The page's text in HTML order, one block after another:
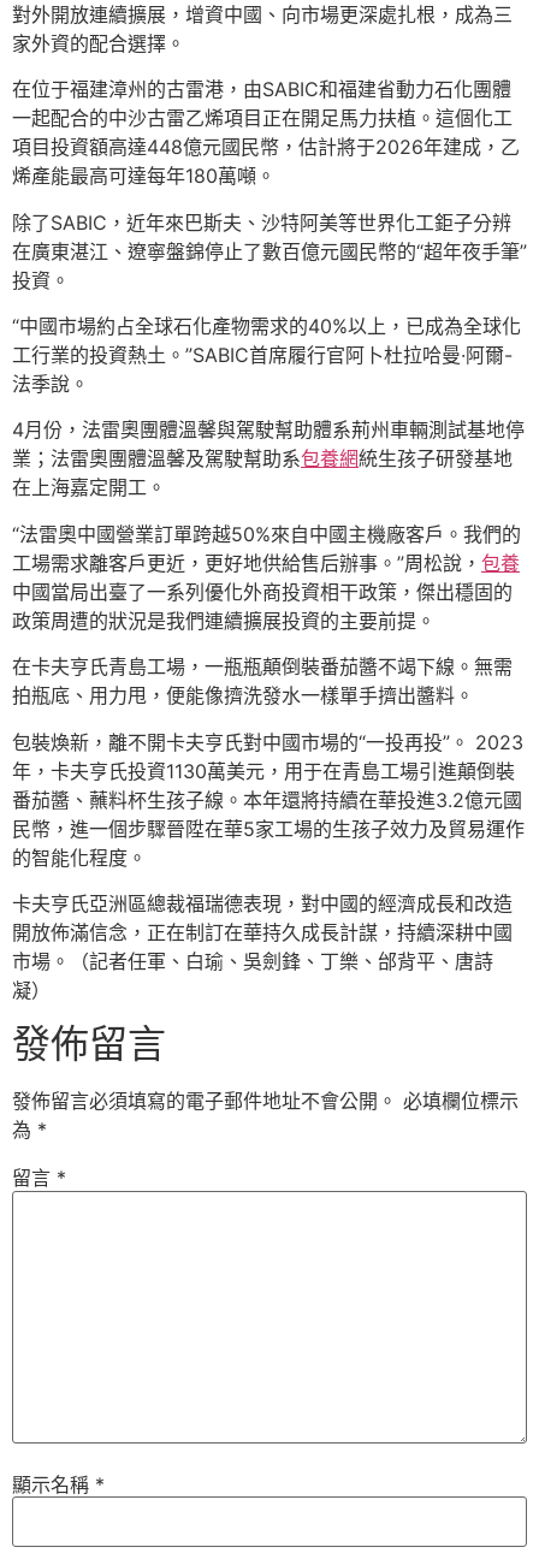
對外開放連續擴展，增資中國、向市場更深處扎根，成為三
家外資的配合選擇。
在位于福建漳州的古雷港，由SABIC和福建省動力石化團體
一起配合的中沙古雷乙烯項目正在開足馬力扶植。這個化工
項目投資額高達448億元國民幣，估計將于2026年建成，乙
烯產能最高可達每年180萬噸。
除了SABIC，近年來巴斯夫、沙特阿美等世界化工鉅子分辨
在廣東湛江、遼寧盤錦停止了數百億元國民幣的“超年夜手筆”
投資。
“中國市場約占全球石化產物需求的40%以上，已成為全球化
工行業的投資熱土。”SABIC首席履行官阿卜杜拉哈曼·阿爾-
法季說。
4月份，法雷奧團體溫馨與駕駛幫助體系荊州車輛測試基地停
業；法雷奧團體溫馨及駕駛幫助系包養網統生孩子研發基地
在上海嘉定開工。
“法雷奧中國營業訂單跨越50%來自中國主機廠客戶。我們的
工場需求離客戶更近，更好地供給售后辦事。”周松說， 包養
中國當局出臺了一系列優化外商投資相干政策，傑出穩固的
政策周遭的狀況是我們連續擴展投資的主要前提。
在卡夫亨氏青島工場，一瓶瓶顛倒裝番茄醬不竭下線。無需
拍瓶底、用力甩，便能像擠洗發水一樣單手擠出醬料。
包裝煥新，離不開卡夫亨氏對中國市場的“一投再投”。 2023
年，卡夫亨氏投資1130萬美元，用于在青島工場引進顛倒裝
番茄醬、蘸料杯生孩子線。本年還將持續在華投進3.2億元國
民幣，進一個步驟晉陞在華5家工場的生孩子效力及貿易運作
的智能化程度。
卡夫亨氏亞洲區總裁福瑞德表現，對中國的經濟成長和改造
開放佈滿信念，正在制訂在華持久成長計謀，持續深耕中國
市場。（記者任軍、白瑜、吳劍鋒、丁樂、邰背平、唐詩
凝）
發佈留言
發佈留言必須填寫的電子郵件地址不會公開。 必填欄位標示
為 *
留言 *
顯示名稱 *